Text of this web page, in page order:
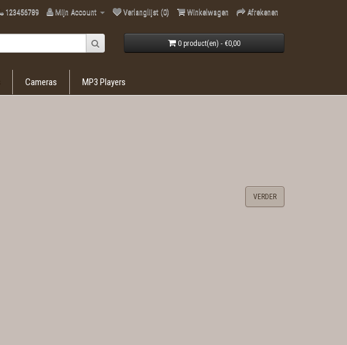
123456789 Mijn Account Verlanglijst (0) Winkelwagen Afrekenen
0 product(en) - €0,00
Cameras MP3 Players
VERDER